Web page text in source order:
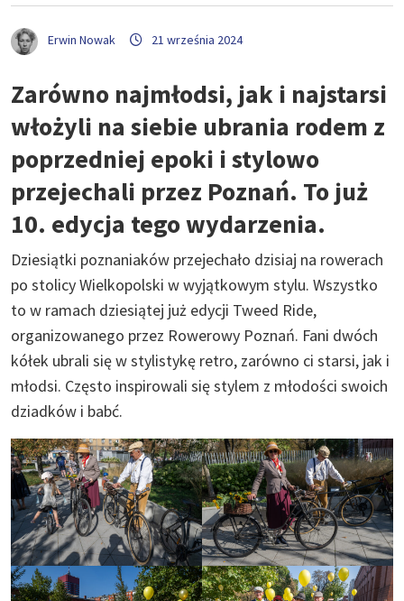
Erwin Nowak 21 września 2024
Zarówno najmłodsi, jak i najstarsi
włożyli na siebie ubrania rodem z
poprzedniej epoki i stylowo
przejechali przez Poznań. To już
10. edycja tego wydarzenia.
Dziesiątki poznaniaków przejechało dzisiaj na rowerach
po stolicy Wielkopolski w wyjątkowym stylu. Wszystko
to w ramach dziesiątej już edycji Tweed Ride,
organizowanego przez Rowerowy Poznań. Fani dwóch
kółek ubrali się w stylistykę retro, zarówno ci starsi, jak i
młodsi. Często inspirowali się stylem z młodości swoich
dziadków i babć.